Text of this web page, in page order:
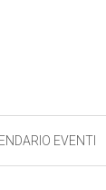
EVENTI